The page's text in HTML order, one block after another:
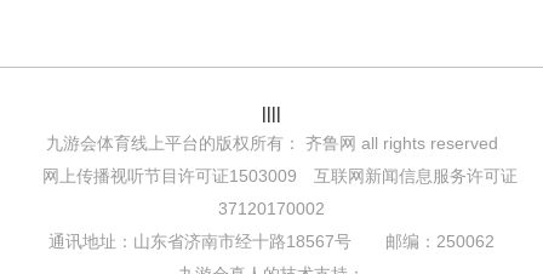
||||
九游会体育线上平台的版权所有： 齐鲁网 all rights reserved
网上传播视听节目许可证1503009 互联网新闻信息服务许可证
37120170002
通讯地址：山东省济南市经十路18567号 邮编：250062